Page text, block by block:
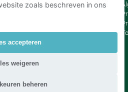
Amsterdam
Rotterdam
zoals beschreven in ons
accepteren
weigeren
beheren